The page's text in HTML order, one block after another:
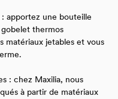
apportez une bouteille
thermos
matériaux jetables et vous
: chez Maxilia, nous
à partir de matériaux